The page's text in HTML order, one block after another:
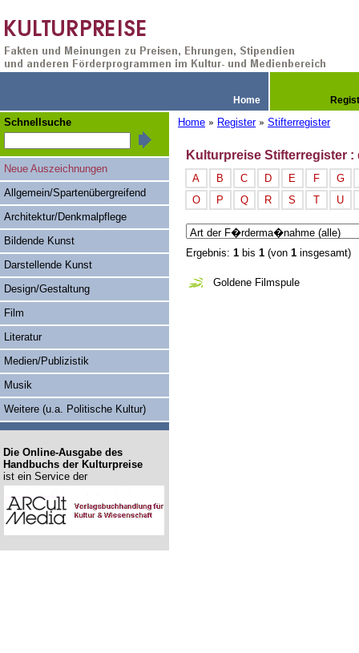
Home
Home » Register » Stifterregister
Kulturpreise Stifterregister :
A B C D E F
G
O
P Q R S T U
Ergebnis: 1 bis 1 (von 1 insgesamt)
Goldene Filmspule
Schnellsuche
Neue Auszeichnungen
Allgemein/Spartenübergreifend
Architektur/Denkmalpflege
Bildende Kunst
Darstellende Kunst
Design/Gestaltung
Film
Literatur
Medien/Publizistik
Musik
Weitere (u.a. Politische Kultur)
Die Online-Ausgabe des
Handbuchs der Kulturpreise
ist ein Service der